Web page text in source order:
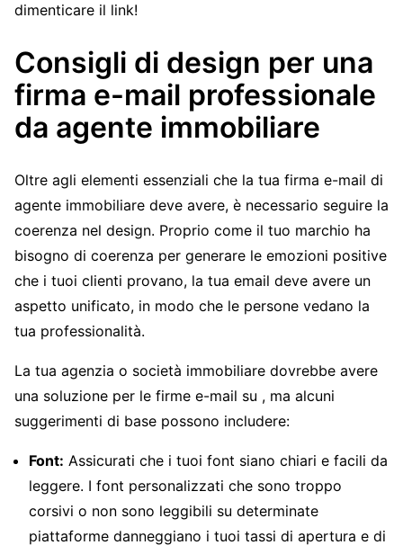
dimenticare il link!
Consigli di design per una
firma e-mail professionale
da agente immobiliare
Oltre agli elementi essenziali che la tua firma e-mail di
agente immobiliare deve avere, è necessario seguire la
coerenza nel design. Proprio come il tuo marchio ha
bisogno di coerenza per generare le emozioni positive
che i tuoi clienti provano, la tua email deve avere un
aspetto unificato, in modo che le persone vedano la
tua professionalità.
La tua agenzia o società immobiliare dovrebbe avere
una soluzione per le firme e-mail su , ma alcuni
suggerimenti di base possono includere:
Font: Assicurati che i tuoi font siano chiari e facili da
leggere. I font personalizzati che sono troppo
corsivi o non sono leggibili su determinate
piattaforme danneggiano i tuoi tassi di apertura e di